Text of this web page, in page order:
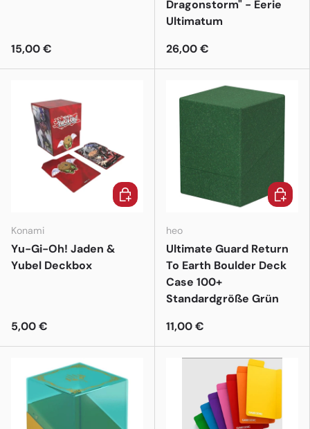
15,00 €
Dragonstorm" - Eerie
Ultimatum
26,00 €
Konami
Yu-Gi-Oh! Jaden &
Yubel Deckbox
5,00 €
In den Warenkorb
heo
Ultimate Guard Return
To Earth Boulder Deck
Case 100+
Standardgröße Grün
11,00 €
In den